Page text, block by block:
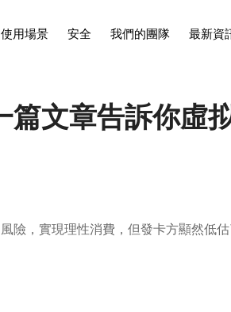
使用場景 安全 我們的團隊 最新資
文章告訴你虛
險，實現理性消費，但發卡方顯然低